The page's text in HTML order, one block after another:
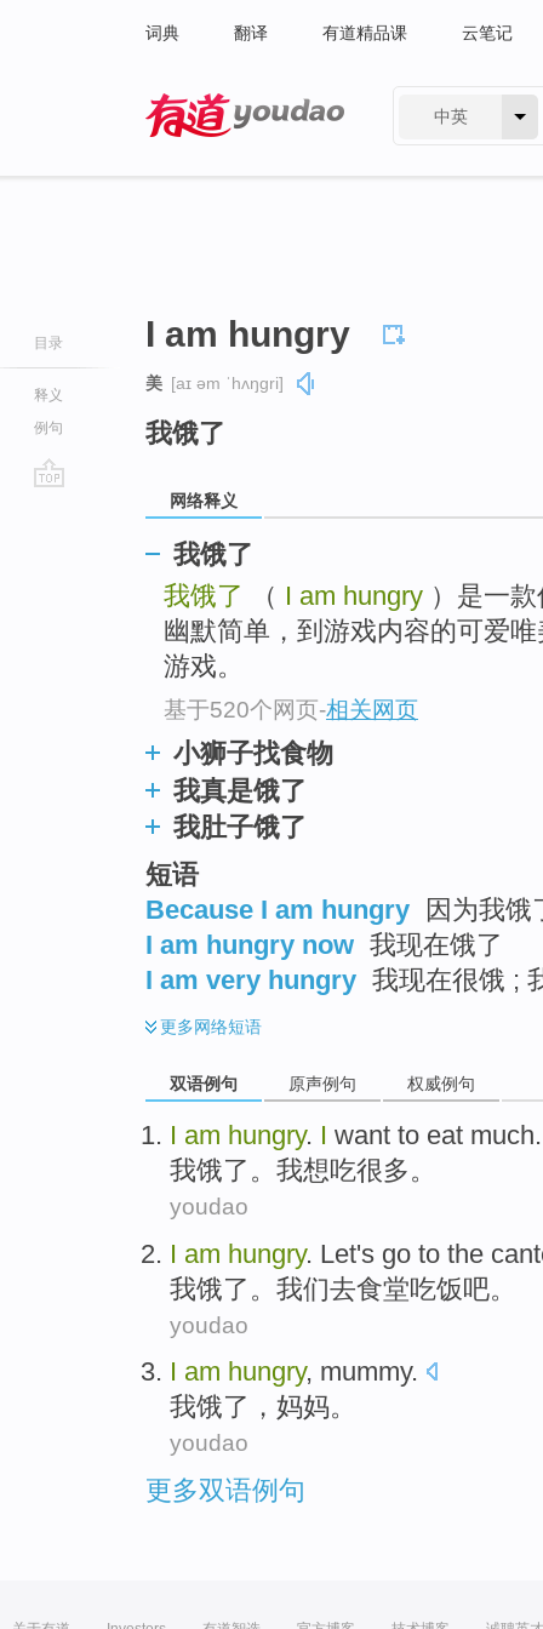
词典 翻译 有道精品课 云笔记
中英
目录
释义
例句
I am hungry
美 [aɪ əm ˈhʌŋɡri]
我饿了
网络释义
我饿了
我饿了
（ I am hungry ）是一
幽默简单，到游戏内容的可爱
游戏。
基于520个网页-相关网页
小狮子找食物
我真是饿了
我肚子饿了
短语
Because I am hungry
因为我饿
I am hungry now 我现在饿了
I am very hungry 我现在很饿 ;
更多网络短语
双语例句 原声例句 权威例句
I am hungry. I want to eat much.
我饿了。我想吃很多。
youdao
I am hungry. Let's go to the
我饿了。 我们去食堂吃饭吧。
youdao
I am hungry, mummy.
我饿了， 妈妈。
youdao
更多双语例句